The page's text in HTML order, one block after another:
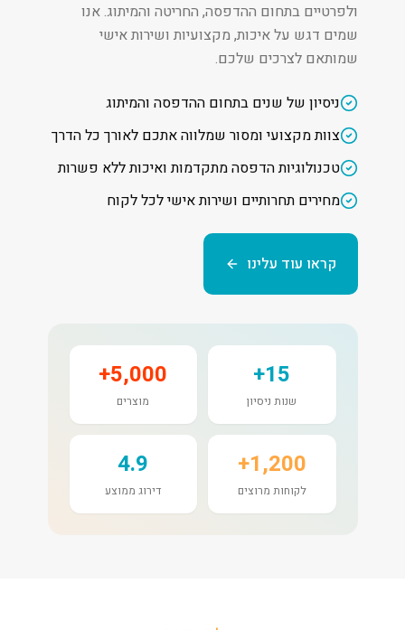
ולפרטיים בתחום ההדפסה, החריטה והמיתוג. אנו
שמים דגש על איכות, מקצועיות ושירות אישי
שמותאם לצרכים שלכם.
ניסיון של שנים בתחום ההדפסה והמיתוג
צוות מקצועי ומסור שמלווה אתכם לאורך כל הדרך
טכנולוגיות הדפסה מתקדמות ואיכות ללא פשרות
מחירים תחרותיים ושירות אישי לכל לקוח
קראו עוד עלינו
15+
שנות ניסיון
5,000+
מוצרים
1,200+
לקוחות מרוצים
4.9
דירוג ממוצע